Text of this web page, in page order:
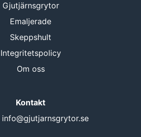
Gjutjärnsgrytor
Emaljerade
Skeppshult
Integritetspolicy
Om oss
Kontakt
info@gjutjarnsgrytor.se